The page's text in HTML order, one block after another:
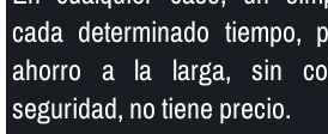
cada determinado tiempo,
ahorro a la larga, sin
seguridad, no tiene precio.